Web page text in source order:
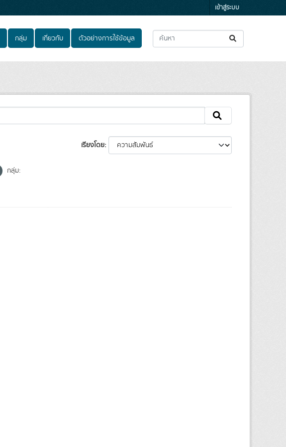
เข้าสู่ระบบ
กลุ่ม เกี่ยวกับ ตัวอย่างการใช้ข้อมูล
เรียงโดย
กลุ่ม: